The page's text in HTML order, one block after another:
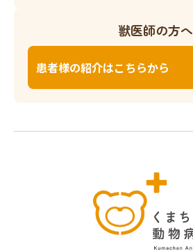
獣医師の方へ
患者様の紹介はこちらから